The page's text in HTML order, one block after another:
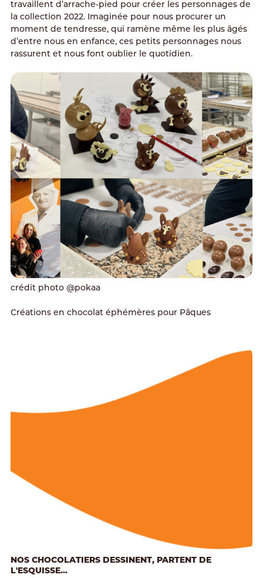
travaillent d’arrache-pied pour créer les personnages de
la collection 2022. Imaginée pour nous procurer un
moment de tendresse, qui ramène même les plus âgés
d’entre nous en enfance, ces petits personnages nous
rassurent et nous font oublier le quotidien.
crédit photo @pokaa
Créations en chocolat éphémères pour Pâques
NOS CHOCOLATIERS DESSINENT, PARTENT DE
L'ESQUISSE...